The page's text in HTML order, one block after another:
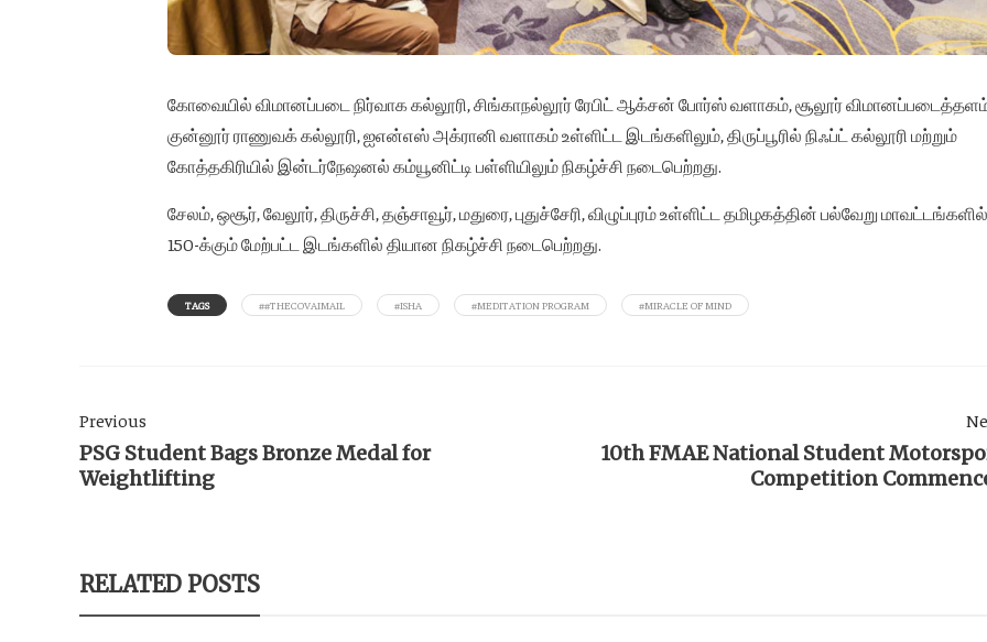
கோவையில் விமானப்படை நிர்வாக கல்லூரி, சிங்காநல்லூர் ரேபிட் ஆக்சன் போர்ஸ் வளாகம், சூலூர்
குன்னூர் ராணுவக் கல்லூரி, ஐஎன்எஸ் அக்ரானி வளாகம் உள்ளிட்ட இடங்களிலும், திருப்பூரில் நிஃப்ட் கல்லூரி மற்றும்
கோத்தகிரியில் இன்டர்நேஷனல் கம்யூனிட்டி பள்ளியிலும் நிகழ்ச்சி நடைபெற்றது.
சேலம், ஒசூர், வேலூர், திருச்சி, தஞ்சாவூர், மதுரை, புதுச்சேரி, விழுப்புரம் உள்ளிட்ட தமிழகத்தின் பல்வேறு மாவட்டங்களில்
150-க்கும் மேற்பட்ட இடங்களில் தியான நிகழ்ச்சி நடைபெற்றது.
TAGS ##THECOVAIMAIL #ISHA #MEDITATION PROGRAM #MIRACLE OF MIND
Previous
PSG Student Bags Bronze Medal for
Weightlifting
10th FMAE National Student
Competition
RELATED POSTS